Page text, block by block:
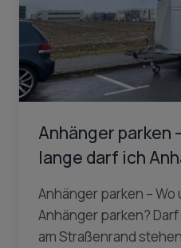
Anhänger parken
lange darf ich
Anhänger parken –
Anhänger parken?
am Straßenrand